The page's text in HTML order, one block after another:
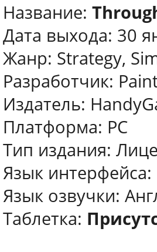
Название:
Дата выхода: 30
Жанр: Strategy,
Разработчик:
Издатель:
Платформа: PC
Тип издания:
Язык интерфейса:
Язык озвучки:
Таблетка: